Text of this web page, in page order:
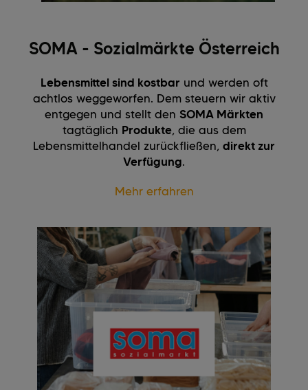
SOMA - Sozialmärkte Österreich
Lebensmittel sind kostbar und werden oft
achtlos weggeworfen. Dem steuern wir aktiv
entgegen und stellt den SOMA Märkten
tagtäglich Produkte, die aus dem
Lebensmittelhandel zurückfließen, direkt zur
Verfügung.
Mehr erfahren